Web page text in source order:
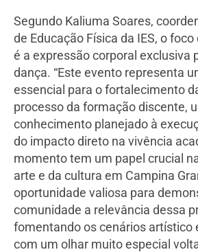
Segundo Kaliuma Soares,
de Educação Física da IES, o
é a expressão corporal exclusiva
dança. “Este evento representa
essencial para o fortalecimento
processo da formação discente,
conhecimento planejado à
do impacto direto na vivência
momento tem um papel crucial
arte e da cultura em Campina
oportunidade valiosa para
comunidade a relevância dessa
fomentando os cenários artístico
com um olhar muito especial